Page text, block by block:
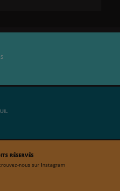
RÉSERVÉS
nous sur Instagram